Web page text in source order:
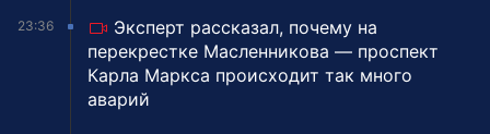
23:36
Эксперт рассказал, почему на
перекрестке Масленникова — проспект
Карла Маркса происходит так много
аварий